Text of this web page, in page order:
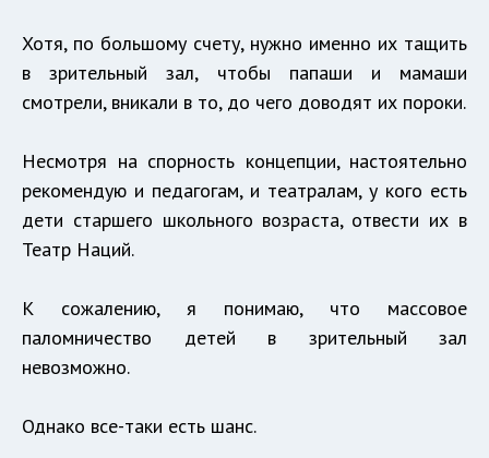
Хотя, по большому счету, нужно именно их тащить
в зрительный зал, чтобы папаши и мамаши
смотрели, вникали в то, до чего доводят их пороки.
Несмотря на спорность концепции, настоятельно
рекомендую и педагогам, и театралам, у кого есть
дети старшего школьного возраста, отвести их в
Театр Наций.
К сожалению, я понимаю, что массовое
паломничество детей в зрительный зал
невозможно.
Однако все-таки есть шанс.